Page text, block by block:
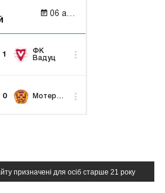
призначені для осіб старше 21 року